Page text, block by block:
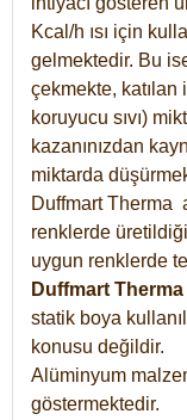
Kcal/h ısı için
gelmektedir. Bu
çekmekte, katılan
koruyucu sıvı)
kazanınızdan
miktarda
Duffmart Therma
renklerde
uygun renklerde
Duffmart Therma
statik boya
konusu değildir.
Alüminyum
göstermektedir.